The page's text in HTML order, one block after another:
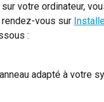
votre ordinateur,
rendez-vous sur
:
adapté à votre